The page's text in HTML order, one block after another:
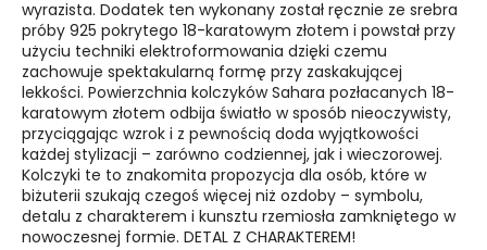
wyrazista. Dodatek ten wykonany został ręcznie ze srebra
próby 925 pokrytego 18-karatowym złotem i powstał przy
użyciu techniki elektroformowania dzięki czemu
zachowuje spektakularną formę przy zaskakującej
lekkości. Powierzchnia kolczyków Sahara pozłacanych 18-
karatowym złotem odbija światło w sposób nieoczywisty,
przyciągając wzrok i z pewnością doda wyjątkowości
każdej stylizacji – zarówno codziennej, jak i wieczorowej.
Kolczyki te to znakomita propozycja dla osób, które w
biżuterii szukają czegoś więcej niż ozdoby – symbolu,
detalu z charakterem i kunsztu rzemiosła zamkniętego w
nowoczesnej formie. DETAL Z CHARAKTEREM!